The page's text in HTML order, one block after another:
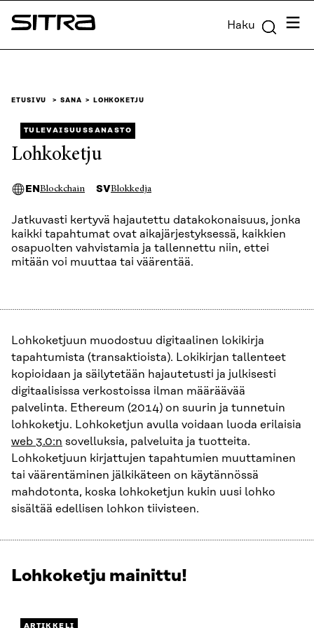
Siirry
suoraan
Sitra Haku
ETUSIVU SANA LOHKOKETJU
TULEVAISUUSSANASTO
Lohkoketju
ENBlockchain SVBlokkedja
Jatkuvasti kertyvä hajautettu datakokonaisuus, jonka
kaikki tapahtumat ovat aikajärjestyksessä, kaikkien
osapuolten vahvistamia ja tallennettu niin, ettei
mitään voi muuttaa tai väärentää.
Lohkoketjuun muodostuu digitaalinen lokikirja
tapahtumista (transaktioista). Lokikirjan tallenteet
kopioidaan ja säilytetään hajautetusti ja julkisesti
digitaalisissa verkostoissa ilman määräävää
palvelinta. Ethereum (2014) on suurin ja tunnetuin
lohkoketju. Lohkoketjun avulla voidaan luoda erilaisia
web 3.0:n sovelluksia, palveluita ja tuotteita.
Lohkoketjuun kirjattujen tapahtumien muuttaminen
tai väärentäminen jälkikäteen on käytännössä
mahdotonta, koska lohkoketjun kukin uusi lohko
sisältää edellisen lohkon tiivisteen.
Lohkoketju mainittu!
ARTIKKELI
Näytetään